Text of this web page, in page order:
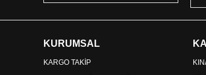
KURUMSAL
KARGO TAKİP